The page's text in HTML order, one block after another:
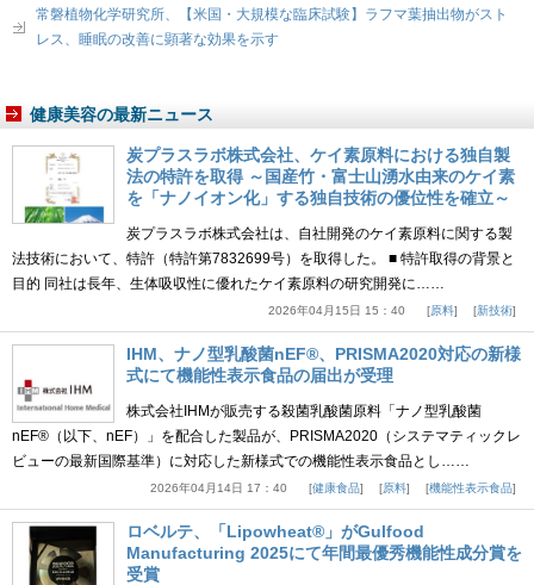
常磐植物化学研究所、【米国・大規模な臨床試験】ラフマ葉抽出物がスト
レス、睡眠の改善に顕著な効果を示す
健康美容の最新ニュース
炭プラスラボ株式会社、ケイ素原料における独自製
法の特許を取得 ～国産竹・富士山湧水由来のケイ素
を「ナノイオン化」する独自技術の優位性を確立～
炭プラスラボ株式会社は、自社開発のケイ素原料に関する製
法技術において、特許（特許第7832699号）を取得した。 ■ 特許取得の背景と
目的 同社は長年、生体吸収性に優れたケイ素原料の研究開発に……
2026年04月15日 15：40 原料 新技術
IHM、ナノ型乳酸菌nEF®、PRISMA2020対応の新様
式にて機能性表示食品の届出が受理
株式会社IHMが販売する殺菌乳酸菌原料「ナノ型乳酸菌
nEF®（以下、nEF）」を配合した製品が、PRISMA2020（システマティックレ
ビューの最新国際基準）に対応した新様式での機能性表示食品とし……
2026年04月14日 17：40 健康食品 原料 機能性表示食品
ロベルテ、「Lipowheat®」がGulfood
Manufacturing 2025にて年間最優秀機能性成分賞を
受賞